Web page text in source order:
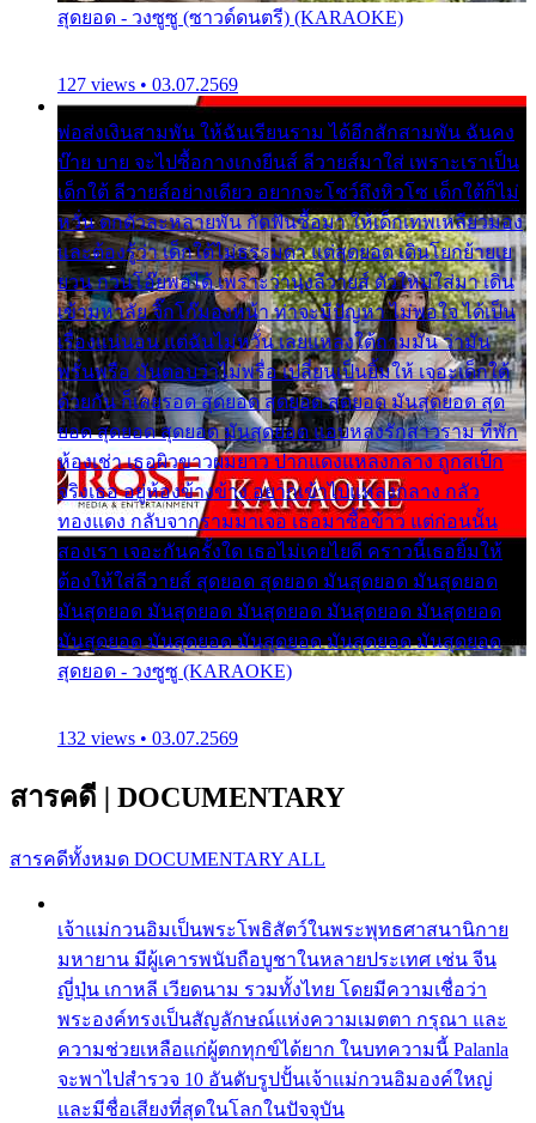
สุดยอด - วงซูซู (ซาวด์ดนตรี) (KARAOKE)
127 views • 03.07.2569
พ่อส่งเงินสามพัน ให้ฉันเรียนราม ได้อีกสักสามพัน ฉันคง
บ๊าย บาย จะไปซื้อกางเกงยีนส์ ลีวายส์มาใส่ เพราะเราเป็น
เด็กใต้ ลีวายส์อย่างเดียว อยากจะโชว์ถึงหิวโซ เด็กใต้ก็ไม่
หวั่น ตกตัวละหลายพัน กัดฟันซื้อมา ให้เด็กเทพเหลียวมอง
และต้องรู้ว่า เด็กใต้ไม่ธรรมดา แต่สุดยอด เดินโยกย้ายเย
ยวน กวนโอ๊ยพอได้ เพราะว่านุ่งลีวายส์ ตัวใหม่ใส่มา เดิน
เข้ามหาลัย จิ๊กโก๊มองหน้า ท่าจะมีปัญหา ไม่พอใจ ได้เป็น
เรื่องแน่นอน แต่ฉันไม่หวั่น เลยแหลงใต้ถามมัน ว่ามัน
พรั่นพรือ มันตอบว่าไม่พรื่อ เปลี่ยนเป็นยิ้มให้ เจอะเด็กใต้
ด้วยกัน ก็เลยรอด สุดยอด สุดยอด สุดยอด มันสุดยอด สุด
ยอด สุดยอด สุดยอด มันสุดยอด แอบหลงรักสาวราม ที่พัก
ห้องเช่า เธอผิวขาวผมยาว ปากแดงแหลงกลาง ถูกสเป็ก
จริงเธอ อยู่ห้องข้างข้าง อยากเข้าไปแหลงกลาง กลัว
ทองแดง กลับจากรามมาเจอ เธอมาซื้อข้าว แต่ก่อนนั้น
สองเรา เจอะกันครั้งใด เธอไม่เคยไยดี คราวนี้เธอยิ้มให้
ต้องให้ใส่ลีวายส์ สุดยอด สุดยอด มันสุดยอด มันสุดยอด
มันสุดยอด มันสุดยอด มันสุดยอด มันสุดยอด มันสุดยอด
มันสุดยอด มันสุดยอด มันสุดยอด มันสุดยอด มันสุดยอด
สุดยอด - วงซูซู (KARAOKE)
132 views • 03.07.2569
สารคดี | DOCUMENTARY
สารคดีทั้งหมด DOCUMENTARY ALL
เจ้าแม่กวนอิมเป็นพระโพธิสัตว์ในพระพุทธศาสนานิกาย
มหายาน มีผู้เคารพนับถือบูชาในหลายประเทศ เช่น จีน
ญี่ปุ่น เกาหลี เวียดนาม รวมทั้งไทย โดยมีความเชื่อว่า
พระองค์ทรงเป็นสัญลักษณ์แห่งความเมตตา กรุณา และ
ความช่วยเหลือแก่ผู้ตกทุกข์ได้ยาก ในบทความนี้ Palanla
จะพาไปสำรวจ 10 อันดับรูปปั้นเจ้าแม่กวนอิมองค์ใหญ่
และมีชื่อเสียงที่สุดในโลกในปัจจุบัน